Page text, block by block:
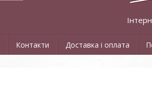
Контакти Доставка і оплата